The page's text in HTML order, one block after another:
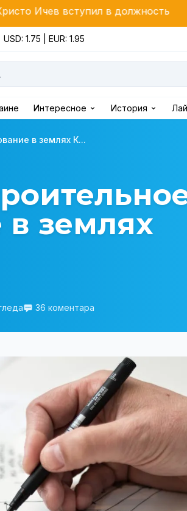
в должность Греция
USD: 1.75 | EUR: 1.95
Интересное История
в землях К...
землях
36 коментара